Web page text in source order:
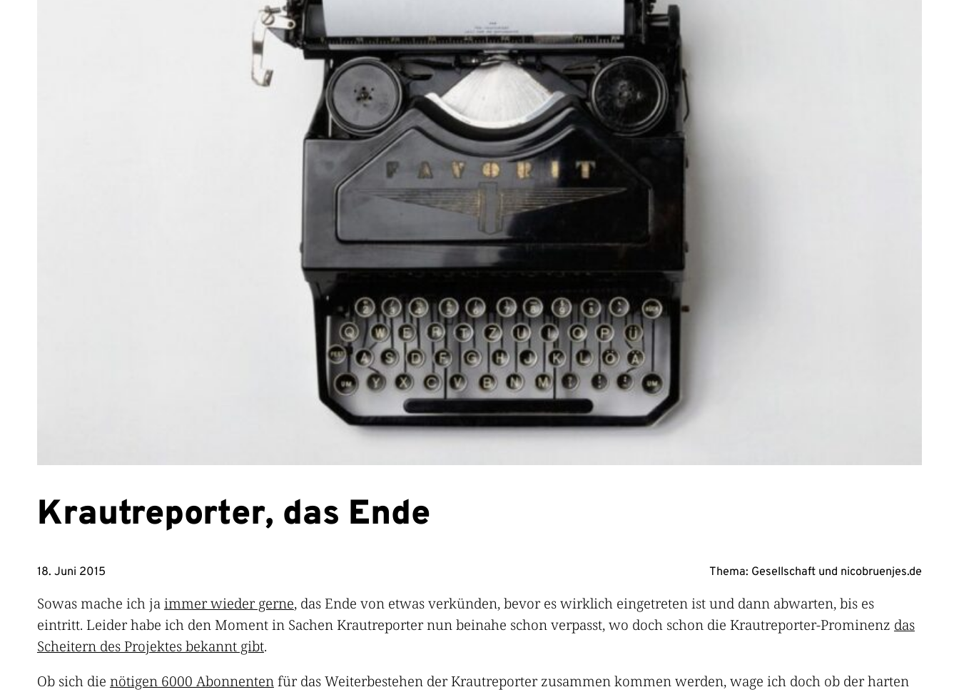
Krautreporter, das Ende
18. Juni 2015 Thema: Gesellschaft und nicobruenjes.de
Sowas mache ich jaimmer wieder gerne, das Ende von etwas verkünden, bevor es wirklich eingetreten ist und dann abwarten, bis es
eintritt. Leider habe ich den Moment in Sachen Krautreporter nun beinahe schon verpasst, wo doch schon die Krautreporter-Prominenz das
Scheitern des Projektes bekannt gibt.
Ob sich die nötigen 6000 Abonnentenfür das Weiterbestehen der Krautreporter zusammen kommen werden, wage ich doch ob der harten